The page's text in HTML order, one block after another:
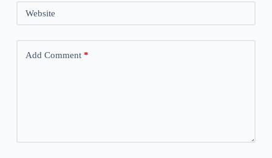
Website
Add Comment*